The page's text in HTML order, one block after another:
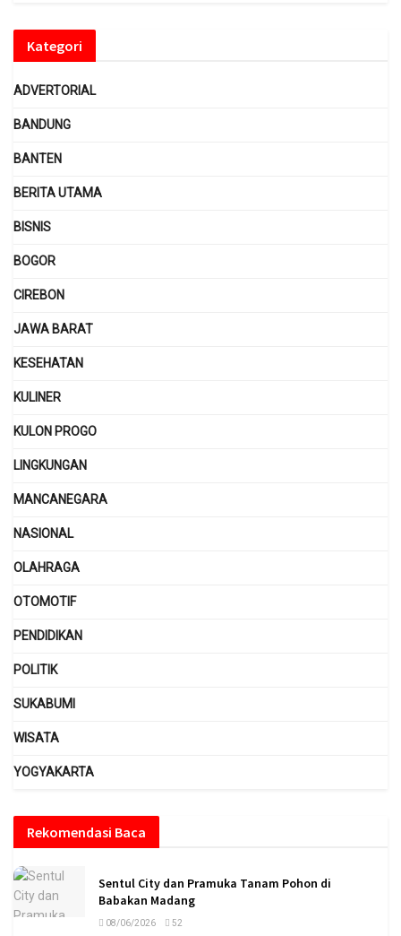
Kategori
ADVERTORIAL
BANDUNG
BANTEN
BERITA UTAMA
BISNIS
BOGOR
CIREBON
JAWA BARAT
KESEHATAN
KULINER
KULON PROGO
LINGKUNGAN
MANCANEGARA
NASIONAL
OLAHRAGA
OTOMOTIF
PENDIDIKAN
POLITIK
SUKABUMI
WISATA
YOGYAKARTA
Rekomendasi Baca
Sentul City dan Pramuka Tanam Pohon di
Babakan Madang
08/06/2026 52